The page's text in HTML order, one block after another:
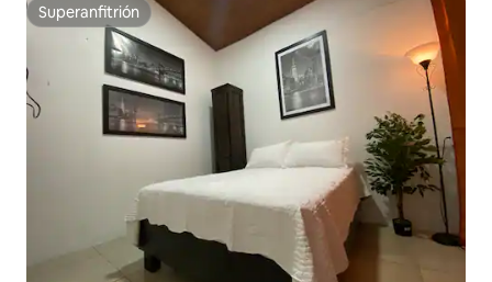
Superanfitrión
Superanfitrión